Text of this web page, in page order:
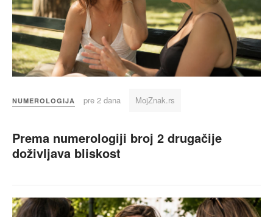
NUMEROLOGIJA pre 2 dana MojZnak.rs
Prema numerologiji broj 2 drugačije
doživljava bliskost